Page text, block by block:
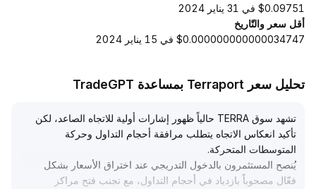
$0.09751 في 31 يناير 2024
أقل سعر والتّاريخ
$0.000000000000034747 في 15 يناير 2024
تحليل سعر Terraport بمساعدة TradeGPT
تشهد سوق TERRA حالياً ظهور إشارات أولية للاتجاه الصاعد، لكن
تأكيد انعكاس الاتجاه يتطلب مرافقة أحجام التداول وحركة
المتوسطات المتحركة.
يُنصح المستثمرون بالدخول التدريجي عند اختراق الأسعار بشكل
فعّال مصحوباً بازدياد في أحجام التداول، مع تجنب فتح مراكز